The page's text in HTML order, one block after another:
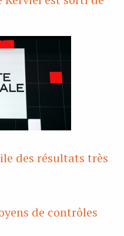
des résultats très
de contrôles